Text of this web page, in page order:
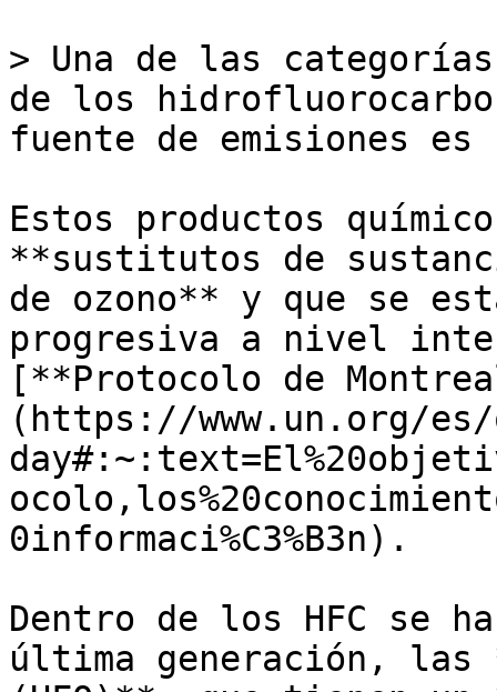
> Una de las
de los
fuente de emisiones
Estos productos
**sustitutos de
de ozono** y que se
progresiva a nivel
[**Protocolo de
(https://www.un.org/es/
0informaci%C3%B3n).
Dentro de los HFC se
última generación,